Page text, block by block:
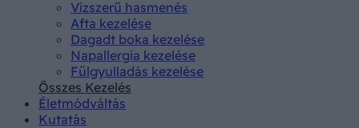
Vízszerű hasmenés
Afta kezelése
Dagadt boka kezelése
Napallergia kezelése
Fülgyulladás kezelése
Összes Kezelés
Életmódváltás
Kutatás